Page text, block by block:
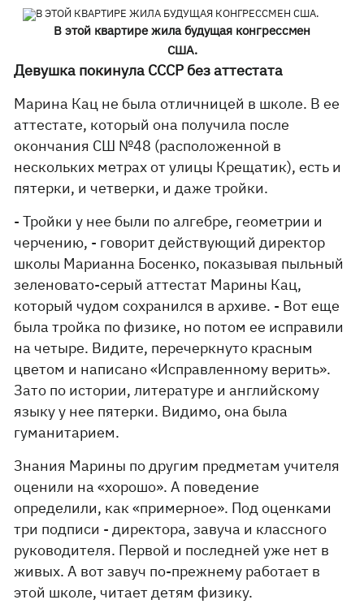
В этой квартире жила будущая конгрессмен
США.
Девушка покинула СССР без аттестата
Марина Кац не была отличницей в школе. В ее
аттестате, который она получила после
окончания СШ №48 (расположенной в
нескольких метрах от улицы Крещатик), есть и
пятерки, и четверки, и даже тройки.
- Тройки у нее были по алгебре, геометрии и
черчению, - говорит действующий директор
школы Марианна Босенко, показывая пыльный
зеленовато-серый аттестат Марины Кац,
который чудом сохранился в архиве. - Вот еще
была тройка по физике, но потом ее исправили
на четыре. Видите, перечеркнуто красным
цветом и написано «Исправленному верить».
Зато по истории, литературе и английскому
языку у нее пятерки. Видимо, она была
гуманитарием.
Знания Марины по другим предметам учителя
оценили на «хорошо». А поведение
определили, как «примерное». Под оценками
три подписи - директора, завуча и классного
руководителя. Первой и последней уже нет в
живых. А вот завуч по-прежнему работает в
этой школе, читает детям физику.